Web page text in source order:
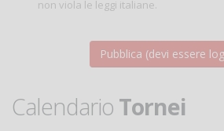
non viola le leggi italiane.
Calendario Tornei